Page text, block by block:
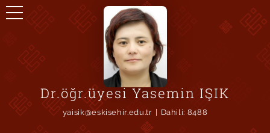
Dr.öğr.üyesi Yasemin IŞIK
yaisik@eskisehir.edu.tr Dahili: 8488